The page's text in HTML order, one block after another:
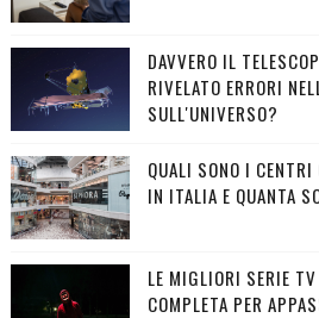
DAVVERO IL
RIVELATO ERRORI
SULL'UNIVERSO?
QUALI SONO I
IN ITALIA E QUANTA
LE MIGLIORI SERIE
COMPLETA PER